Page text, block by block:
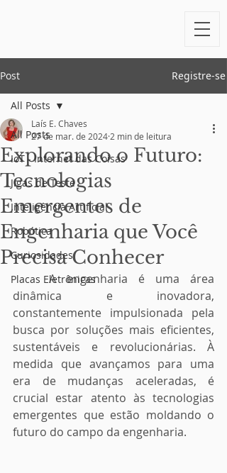
Post Registre-se
All Posts
IoT - Internet das Coisas
Jigas de Teste
Inteligência Artificial
Robótica
Curiosidades
Placas Eletrônicas
All Posts
Explorando o Futuro:
Tecnologias
Emergentes de
Engenharia que Você
Precisa Conhecer
Laís E. Chaves
27 de mar. de 2024 2 min de leitura
	A engenharia é uma área
dinâmica e inovadora,
constantemente impulsionada pela
busca por soluções mais eficientes,
sustentáveis e revolucionárias. À
medida que avançamos para uma
era de mudanças aceleradas, é
crucial estar atento às tecnologias
emergentes que estão moldando o
futuro do campo da engenharia.